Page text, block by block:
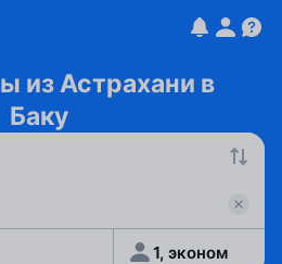
из Астрахани в
Баку
1, эконом